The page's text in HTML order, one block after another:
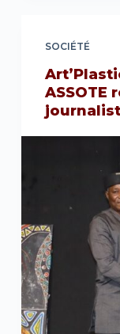
SOCIÉTÉ
ASSOTE